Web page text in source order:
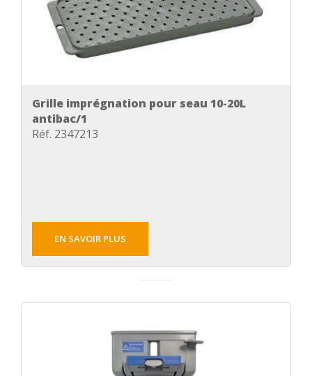
Grille imprégnation pour seau 10-20L
antibac/1
Réf. 2347213
EN SAVOIR PLUS